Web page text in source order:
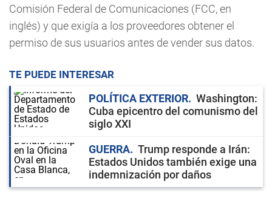
Comisión Federal de Comunicaciones (FCC, en
inglés) y que exigía a los proveedores obtener el
permiso de sus usuarios antes de vender sus datos.
TE PUEDE INTERESAR
POLÍTICA EXTERIOR
Washington:
Cuba epicentro del comunismo del
siglo XXI
GUERRA
Trump responde a Irán:
Estados Unidos también exige una
indemnización por daños